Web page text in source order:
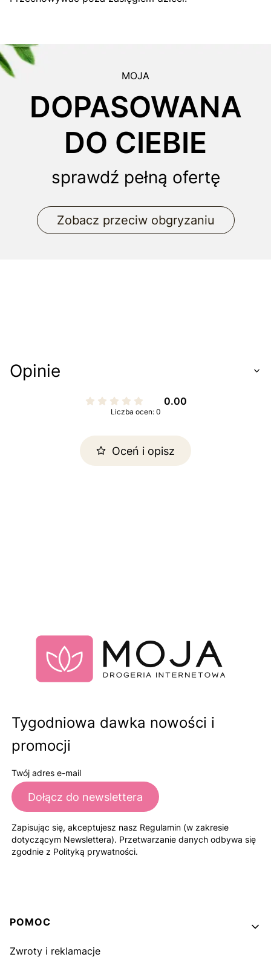
MOJA
DOPASOWANA
DO CIEBIE
sprawdź pełną ofertę
Zobacz przeciw obgryzaniu
Opinie
0.00
Liczba ocen: 0
Oceń i opisz
Tygodniowa dawka nowości i
promocji
Twój adres e-mail
Dołącz do newslettera
Zapisując się, akceptujesz nasz Regulamin (w zakresie
dotyczącym Newslettera). Przetwarzanie danych odbywa się
zgodnie z Polityką prywatności.
Linki w stopce
POMOC
Zwroty i reklamacje